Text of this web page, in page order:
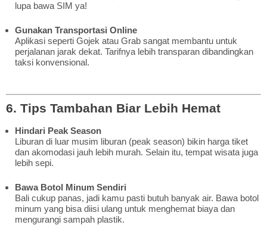
lupa bawa SIM ya!
Gunakan Transportasi Online
Aplikasi seperti Gojek atau Grab sangat membantu untuk
perjalanan jarak dekat. Tarifnya lebih transparan dibandingkan
taksi konvensional.
6. Tips Tambahan Biar Lebih Hemat
Hindari Peak Season
Liburan di luar musim liburan (peak season) bikin harga tiket
dan akomodasi jauh lebih murah. Selain itu, tempat wisata juga
lebih sepi.
Bawa Botol Minum Sendiri
Bali cukup panas, jadi kamu pasti butuh banyak air. Bawa botol
minum yang bisa diisi ulang untuk menghemat biaya dan
mengurangi sampah plastik.